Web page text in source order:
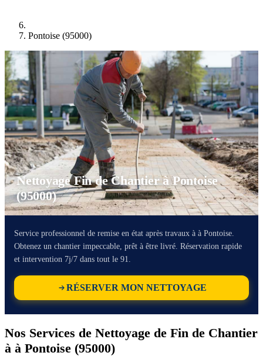
Pontoise (95000)
Nettoyage Fin de Chantier à Pontoise
(95000)
Service professionnel de remise en état après travaux à à Pontoise.
Obtenez un chantier impeccable, prêt à être livré. Réservation rapide
et intervention 7j/7 dans tout le 91.
RÉSERVER MON NETTOYAGE
Nos Services de Nettoyage de Fin de Chantier
à à Pontoise (95000)